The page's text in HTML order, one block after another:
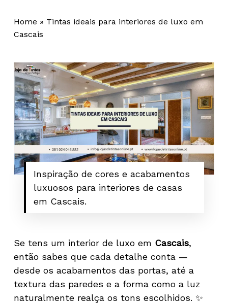
Home » Tintas ideais para interiores de luxo em
Cascais
Inspiração de cores e acabamentos
luxuosos para interiores de casas
em Cascais.
Se tens um interior de luxo em Cascais,
então sabes que cada detalhe conta —
desde os acabamentos das portas, até a
textura das paredes e a forma como a luz
naturalmente realça os tons escolhidos. ✨